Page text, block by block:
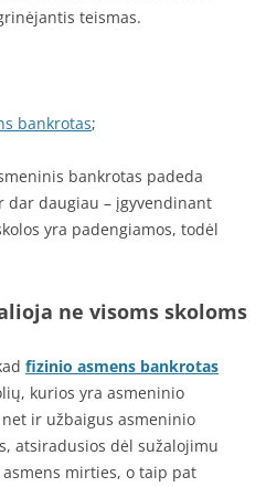
teismas.
bankrotas;
bankrotas padeda
dar daugiau – įgyvendinant
yra padengiamos, todėl
ne visoms skoloms
fizinio asmens bankrotas
kurios yra asmeninio
ir užbaigus asmeninio
atsiradusios dėl sužalojimu
mirties, o taip pat